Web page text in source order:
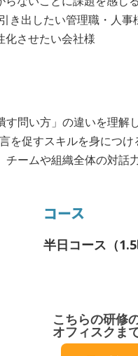
き出したい管理職・人事
化させたい会社様
す問い方」の違いを理
を促すスキルを身につ
チームや組織全体の対話
コース
半日コース（1.5
こちらの研修
オフィスクま